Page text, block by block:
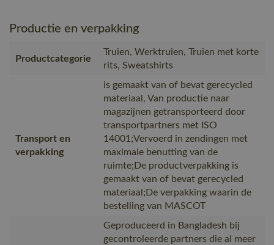
Productie en verpakking
Productcategorie
Truien, Werktruien, Truien met korte
rits, Sweatshirts
Transport en
verpakking
is gemaakt van of bevat gerecycled
materiaal, Van productie naar
magazijnen getransporteerd door
transportpartners met ISO
14001;Vervoerd in zendingen met
maximale benutting van de
ruimte;De productverpakking is
gemaakt van of bevat gerecycled
materiaal;De verpakking waarin de
bestelling van MASCOT
Geproduceerd in Bangladesh bij
gecontroleerde partners die al meer